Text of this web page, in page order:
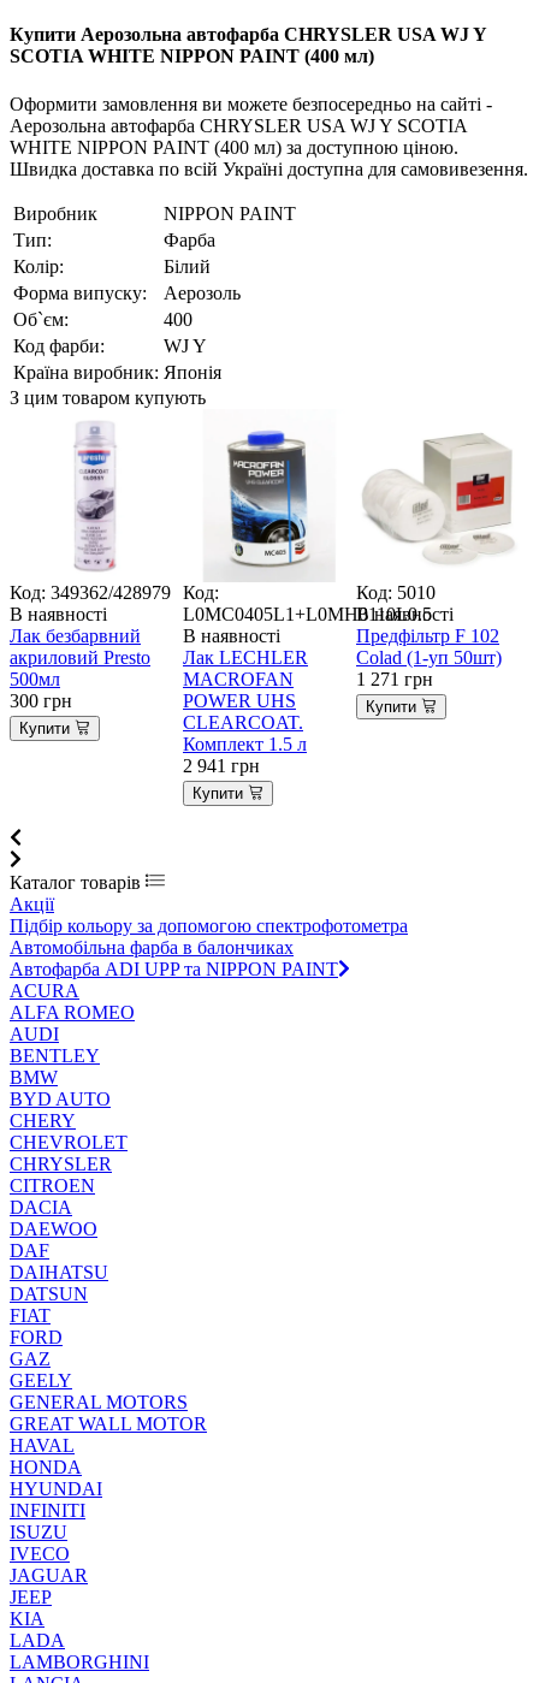
Купити Аерозольна автофарба CHRYSLER USA WJ Y
SCOTIA WHITE NIPPON PAINT (400 мл)
Оформити замовлення ви можете безпосередньо на сайті -
Аерозольна автофарба CHRYSLER USA WJ Y SCOTIA
WHITE NIPPON PAINT (400 мл) за доступною ціною.
Швидка доставка по всій Україні доступна для самовивезення.
Виробник
NIPPON PAINT
Тип:
Фарба
Колір:
Білий
Форма випуску:
Аерозоль
Об`єм:
400
Код фарби:
WJ Y
Країна виробник: Японія
З цим товаром купують
Код: 349362/428979
В наявності
Лак безбарвний
акриловий Presto
500мл
300 грн
Купити
Код:
L0MC0405L1+L0MH0110L0.5
В наявності
Лак LECHLER
MACROFAN
POWER UHS
CLEARCOAT.
Комплект 1.5 л
2 941 грн
Купити
Код: 5010
В наявності
Предфільтр F 102
Colad (1-уп 50шт)
1 271 грн
Купити
Каталог товарів
Акції
Підбір кольору за допомогою спектрофотометра
Автомобільна фарба в балончиках
Автофарба ADI UPP та NIPPON PAINT
ACURA
ALFA ROMEO
AUDI
BENTLEY
BMW
BYD AUTO
CHERY
CHEVROLET
CHRYSLER
CITROEN
DACIA
DAEWOO
DAF
DAIHATSU
DATSUN
FIAT
FORD
GAZ
GEELY
GENERAL MOTORS
GREAT WALL MOTOR
HAVAL
HONDA
HYUNDAI
INFINITI
ISUZU
IVECO
JAGUAR
JEEP
KIA
LADA
LAMBORGHINI